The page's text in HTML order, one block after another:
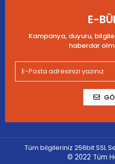
E-
Kampanya, duyuru,
haberdar
Tüm bilgileriniz 256bit SSL
© 2022 Tüm